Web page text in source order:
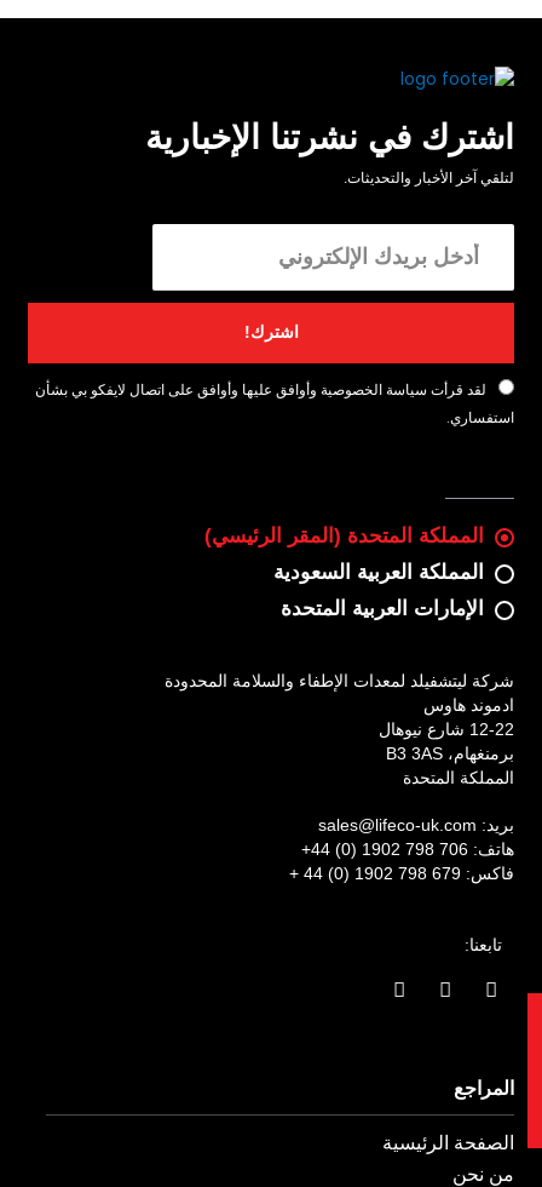
اشترك في نشرتنا الإخبارية
لتلقي آخر الأخبار والتحديثات.
اشترك!
لقد قرأت سياسة الخصوصية وأوافق عليها وأوافق على اتصال لايفكو بي بشأن
استفساري.
المملكة المتحدة (المقر الرئيسي)
المملكة العربية السعودية
الإمارات العربية المتحدة
شركة ليتشفيلد لمعدات الإطفاء والسلامة المحدودة
ادموند هاوس
12-22 شارع نيوهال
برمنغهام، B3 3AS
المملكة المتحدة
بريد: sales@lifeco-uk.com
هاتف: +44 (0) 1902 798 706
فاكس:+ 44 (0) 1902 798 679
تابعنا:
ا
ب
و
ك
-
و
ا
ا
م
ي
ف
ي
المراجع
الصفحة الرئيسية
من نحن